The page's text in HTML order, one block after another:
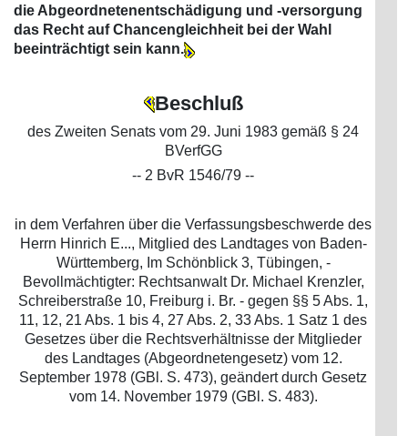
die Abgeordnetenentschädigung und -versorgung
das Recht auf Chancengleichheit bei der Wahl
beeinträchtigt sein kann.
Beschluß
des Zweiten Senats vom 29. Juni 1983 gemäß § 24
BVerfGG
-- 2 BvR 1546/79 --
in dem Verfahren über die Verfassungsbeschwerde des
Herrn Hinrich E..., Mitglied des Landtages von Baden-
Württemberg, Im Schönblick 3, Tübingen, -
Bevollmächtigter: Rechtsanwalt Dr. Michael Krenzler,
Schreiberstraße 10, Freiburg i. Br. - gegen §§ 5 Abs. 1,
11, 12, 21 Abs. 1 bis 4, 27 Abs. 2, 33 Abs. 1 Satz 1 des
Gesetzes über die Rechtsverhältnisse der Mitglieder
des Landtages (Abgeordnetengesetz) vom 12.
September 1978 (GBl. S. 473), geändert durch Gesetz
vom 14. November 1979 (GBl. S. 483).